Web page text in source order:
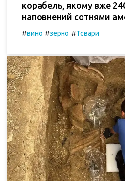
корабель, якому вже
наповнений сотнями
#вино #зерно #Товари